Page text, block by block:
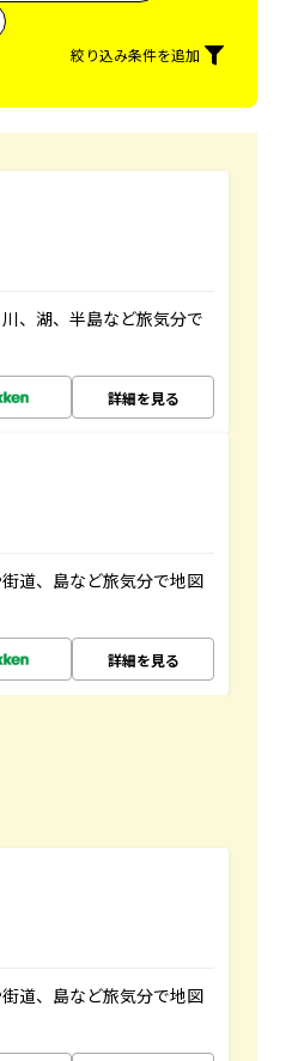
絞り込み条件を追加
、湖、半島など旅気分で
詳細を見る
道、島など旅気分で地図
詳細を見る
道、島など旅気分で地図